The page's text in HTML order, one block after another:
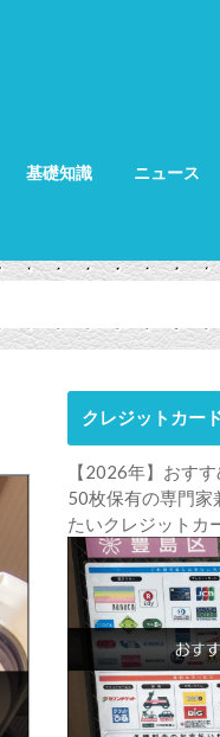
基礎知識 ニュース
クレジットカー
【2026年】おす
50枚保有の専門家
たいクレジットカ